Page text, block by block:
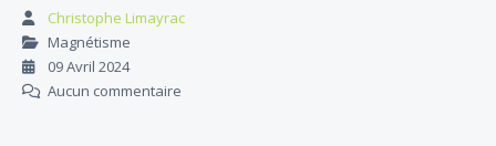
Christophe Limayrac
Magnétisme
09 Avril 2024
Aucun commentaire